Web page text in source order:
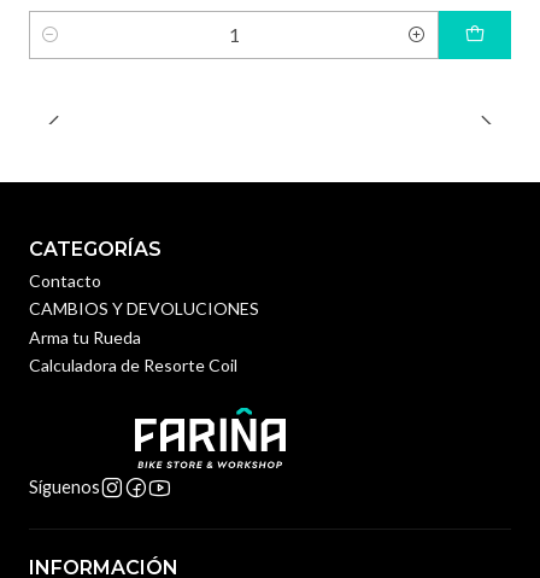
Cantidad
CATEGORÍAS
Contacto
CAMBIOS Y DEVOLUCIONES
Arma tu Rueda
Calculadora de Resorte Coil
Síguenos
INFORMACIÓN